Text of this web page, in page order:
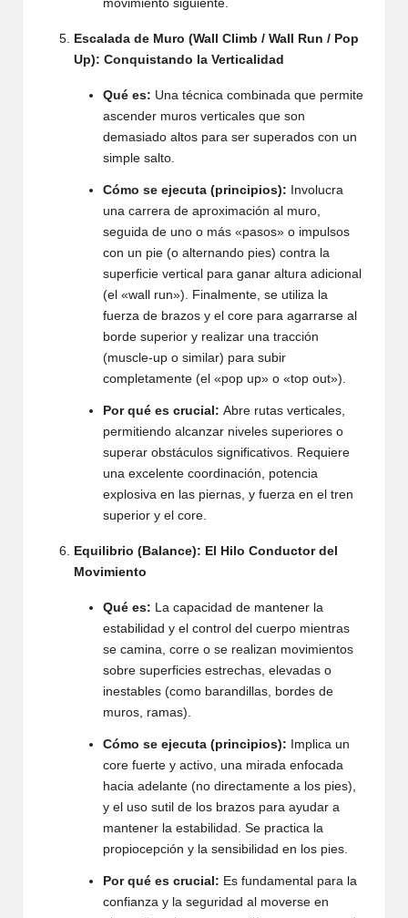
movimiento siguiente.
Escalada de Muro (Wall Climb / Wall Run / Pop
Up): Conquistando la Verticalidad
Qué es: Una técnica combinada que permite
ascender muros verticales que son
demasiado altos para ser superados con un
simple salto.
Cómo se ejecuta (principios): Involucra
una carrera de aproximación al muro,
seguida de uno o más «pasos» o impulsos
con un pie (o alternando pies) contra la
superficie vertical para ganar altura adicional
(el «wall run»). Finalmente, se utiliza la
fuerza de brazos y el core para agarrarse al
borde superior y realizar una tracción
(muscle-up o similar) para subir
completamente (el «pop up» o «top out»).
Por qué es crucial: Abre rutas verticales,
permitiendo alcanzar niveles superiores o
superar obstáculos significativos. Requiere
una excelente coordinación, potencia
explosiva en las piernas, y fuerza en el tren
superior y el core.
Equilibrio (Balance): El Hilo Conductor del
Movimiento
Qué es: La capacidad de mantener la
estabilidad y el control del cuerpo mientras
se camina, corre o se realizan movimientos
sobre superficies estrechas, elevadas o
inestables (como barandillas, bordes de
muros, ramas).
Cómo se ejecuta (principios): Implica un
core fuerte y activo, una mirada enfocada
hacia adelante (no directamente a los pies),
y el uso sutil de los brazos para ayudar a
mantener la estabilidad. Se practica la
propiocepción y la sensibilidad en los pies.
Por qué es crucial: Es fundamental para la
confianza y la seguridad al moverse en